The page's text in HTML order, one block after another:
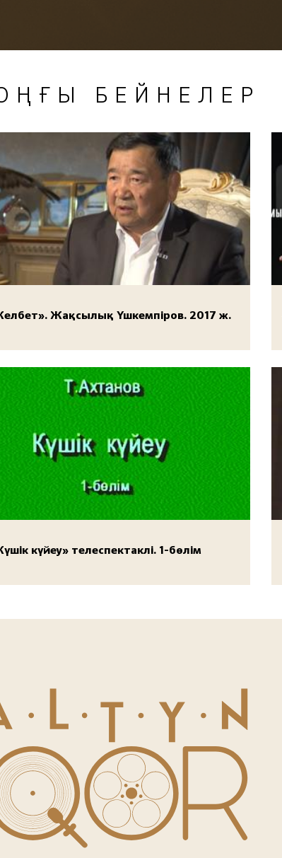
БЕЙНЕЛЕР
Жақсылық Үшкемпіров. 2017 ж.
күйеу» телеспектаклі. 1-бөлім